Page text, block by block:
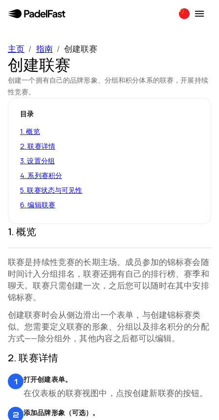
主页 / 指南 / 创建联赛
创建联赛
创建一个拥有自己的品牌形象、分组和积分体系的联赛，开展持续
性竞赛。
目录
1.概览
2.联赛详情
3.设置分组
4. 系列赛积分
5.联赛状态与可见性
6.编辑联赛
1.概览
Video coming soon
联赛是持续性竞赛的长期主场。成员参加的锦标赛会随
时间计入分组排名，联赛还拥有自己的排行榜、赛季和
聊天。联赛只需创建一次，之后您可以随时在其中安排
锦标赛。
创建联赛时会从侧边滑出一个表单，与创建锦标赛类
似。您需要定义联赛的形象、分组以及排名积分的分配
方式——除分组外，其他内容之后都可以编辑。
2.联赛详情
1 打开创建表单。
在仪表板的联赛视图中，点按创建新联赛的按钮。
2 添加品牌形象（可选）。